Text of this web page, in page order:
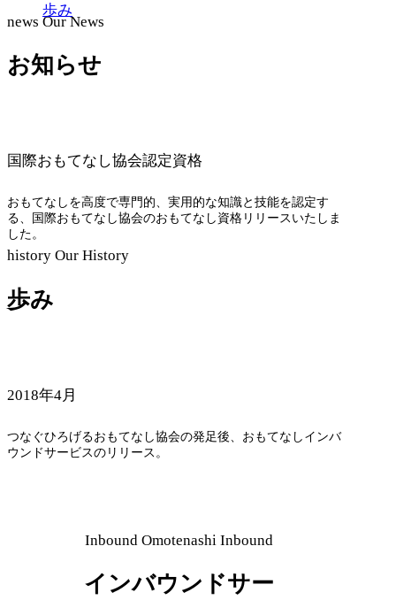
歩み
news Our News
お知らせ
国際おもてなし協会認定資格
おもてなしを高度で専門的、実用的な知識と技能を認定す
る、国際おもてなし協会のおもてなし資格リリースいたしま
した。
history Our History
歩み
2018年4月
つなぐひろげるおもてなし協会の発足後、おもてなしインバ
ウンドサービスのリリース。
Inbound Omotenashi Inbound
インバウンドサー